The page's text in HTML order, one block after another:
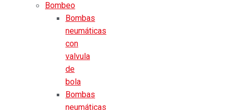
Bombeo
Bombas
neumáticas
con
valvula
de
bola
Bombas
neumáticas